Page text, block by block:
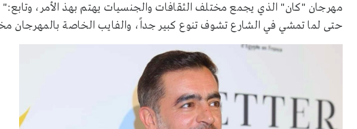
مهرجان "كان" الذي يجمع مختلف الثقافات والجنسيات يهتم بهذ الأمر،
حتى لما تمشي في الشارع تشوف تنوع كبير جداً، والفايب الخاصة بالمهرجان